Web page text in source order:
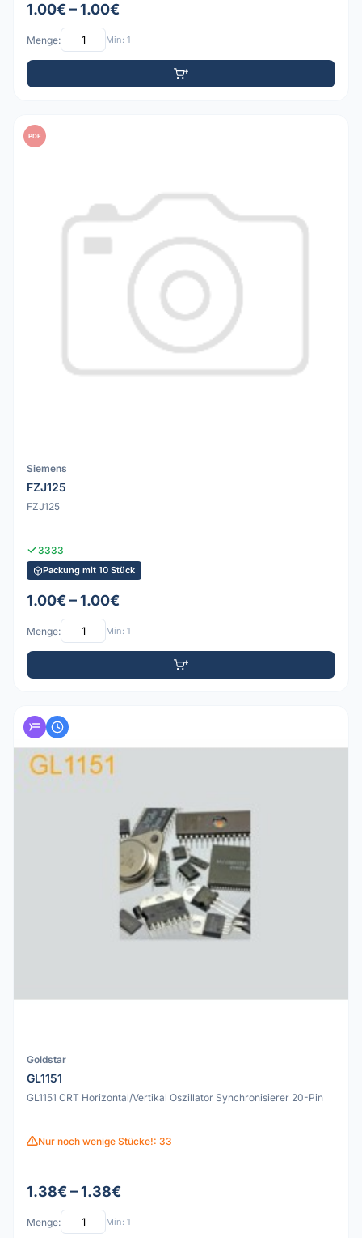
1.00€ – 1.00€
Menge: Min: 1
PDF
Siemens
FZJ125
FZJ125
3333
Packung mit 10 Stück
1.00€ – 1.00€
Menge: Min: 1
Goldstar
GL1151
GL1151 CRT Horizontal/Vertikal Oszillator Synchronisierer 20-Pin
Nur noch wenige Stücke!: 33
1.38€ – 1.38€
Menge: Min: 1